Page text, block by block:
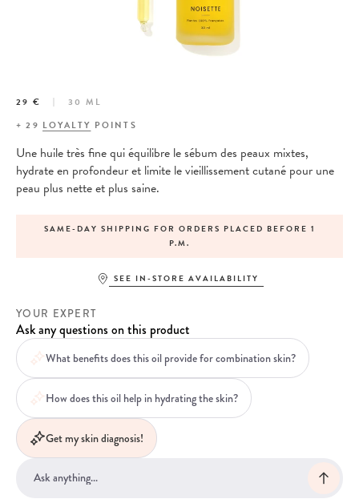
29 €
30 ML
+29 LOYALTY POINTS
Une huile très fine qui équilibre le sébum des peaux mixtes,
hydrate en profondeur et limite le vieillissement cutané pour une
peau plus nette et plus saine.
SAME-DAY SHIPPING FOR ORDERS PLACED BEFORE 1
P.M.
SEE IN-STORE AVAILABILITY
YOUR EXPERT
Ask any questions on this product
What benefits does this oil provide for combination skin?
How does this oil help in hydrating the skin?
Get my skin diagnosis!